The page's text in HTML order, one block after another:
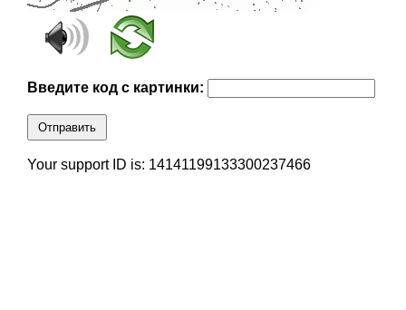
Введите код с картинки:
Отправить
Your support ID is: 14141199133300237466